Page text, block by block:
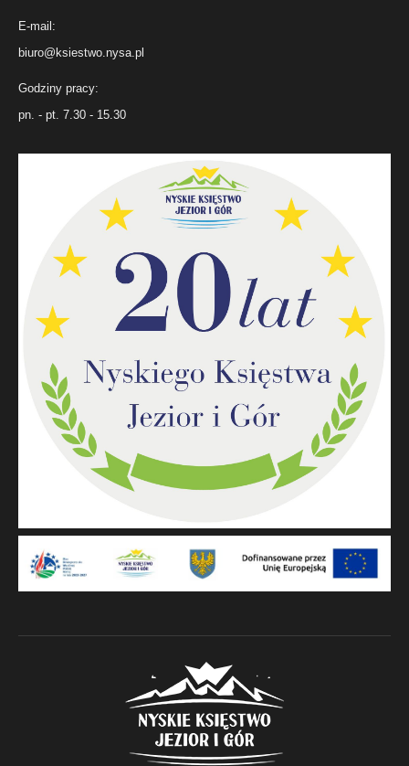
E-mail:
biuro@ksiestwo.nysa.pl
Godziny pracy:
pn. - pt. 7.30 - 15.30